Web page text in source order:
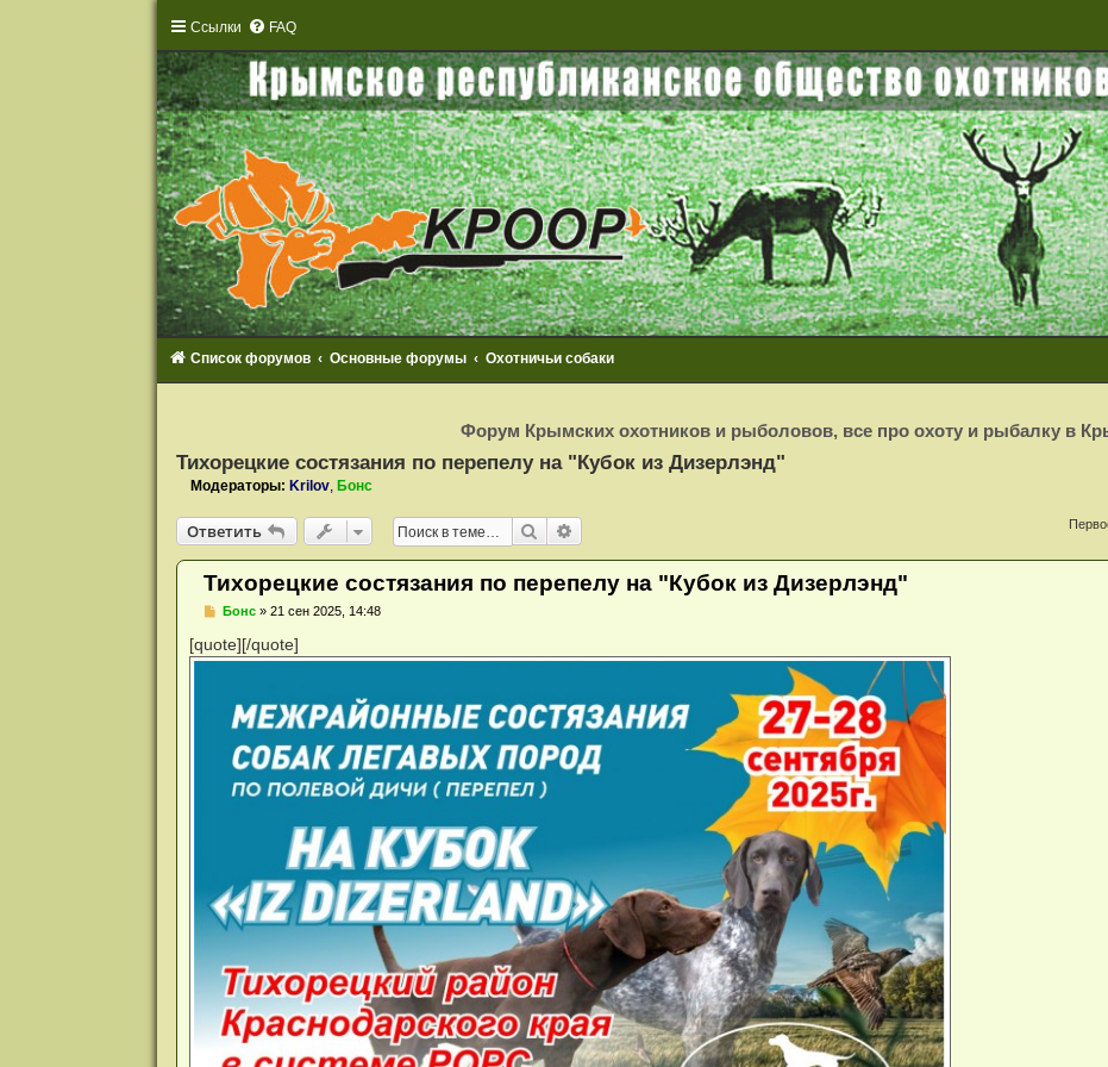
Ссылки FAQ
Список форумов Основные форумы Охотничьи собаки
и
с
ц
и
Форум Крымских охотников и рыболовов, все про охоту и рыбалку в
Тихорецкие состязания по перепелу на "Кубок из Дизерлэнд"
Модераторы: Krilov, Бонс
Ответить
Ответить Поиск
Тихорецкие состязания по перепелу на "Кубок из Дизерлэнд"
Н
п
р
н
и
е
Бонс» 21 сен 2025, 14:48
[quote][/quote]